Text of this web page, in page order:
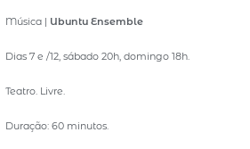
Música | Ubuntu Ensemble
Dias 7 e /12, sábado 20h, domingo 18h.
Teatro. Livre.
Duração: 60 minutos.